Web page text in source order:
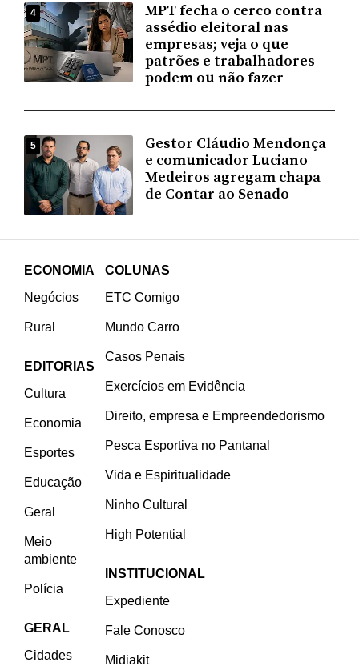
4
MPT fecha o cerco contra
assédio eleitoral nas
empresas; veja o que
patrões e trabalhadores
podem ou não fazer
5
Gestor Cláudio Mendonça
e comunicador Luciano
Medeiros agregam chapa
de Contar ao Senado
ECONOMIA
Negócios
Rural
EDITORIAS
Cultura
Economia
Esportes
Educação
Geral
Meio
ambiente
Polícia
GERAL
Cidades
COLUNAS
ETC Comigo
Mundo Carro
Casos Penais
Exercícios em Evidência
Direito, empresa e Empreendedorismo
Pesca Esportiva no Pantanal
Vida e Espiritualidade
Ninho Cultural
High Potential
INSTITUCIONAL
Expediente
Fale Conosco
Midiakit